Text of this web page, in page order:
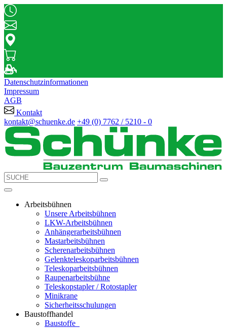
Datenschutzinformationen
Impressum
AGB
Kontakt
kontakt@schuenke.de +49 (0) 7762 / 5210 - 0
Arbeitsbühnen
Unsere Arbeitsbühnen
LKW-Arbeitsbühnen
Anhängerarbeitsbühnen
Mastarbeitsbühnen
Scherenarbeitsbühnen
Gelenkteleskoparbeitsbühnen
Teleskoparbeitsbühnen
Raupenarbeitsbühne
Teleskopstapler / Rotostapler
Minikrane
Sicherheitsschulungen
Baustoffhandel
Baustoffe